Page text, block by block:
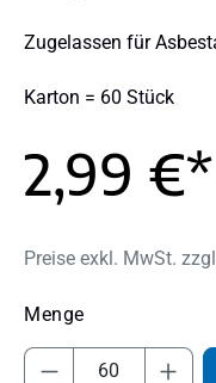
Zugelassen für
Karton = 60 Stück
2,99 €*
Preise exkl. MwSt.
Produkt